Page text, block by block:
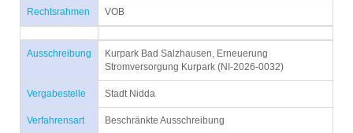
Rechtsrahmen VOB
Ausschreibung
Kurpark Bad Salzhausen, Erneuerung
Stromversorgung Kurpark (NI-2026-0032)
Vergabestelle Stadt Nidda
Verfahrensart Beschränkte Ausschreibung